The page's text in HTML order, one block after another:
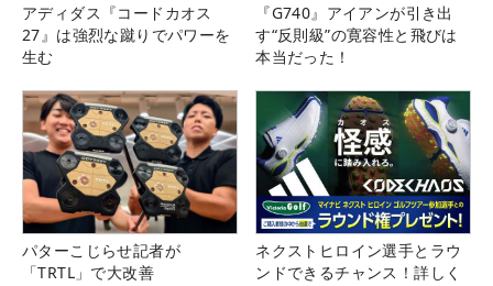
アディダス『コードカオス
27』は強烈な蹴りでパワーを
生む
『G740』アイアンが引き出
す“反則級”の寛容性と飛びは
本当だった！
パターこじらせ記者が
「TRTL」で大改善
ネクストヒロイン選手とラウ
ンドできるチャンス！詳しく